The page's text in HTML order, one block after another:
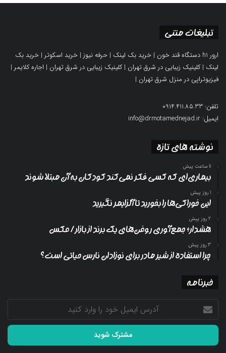
تبلیغات متنی
ارور h1 دستگاه قند خون | خرید بک لینک | حرفه نیوز | خرید اسکوتر | خرید بک
لینک |کلینیک زیبایی در شرق تهران |کلینیک زیبایی در شرق تهران | اجاره کلایمر |
فیزیوتراپی در منزل شرق تهران |
تلفن: 0914.411.85.33
ایمیل: info@drmotamednejad.ir
نوشته های تازه
11 ساعت پیش
بیماری‌ای که کسی فکر نمی‌کند کودکان به آن مبتلا شوند
1 روز پیش
این خوراکی‌ها را بخورید تا آلزایمر نگیرید
2 روز پیش
هشدار؛ جمع‌آوری روغن‌های یک برند از بازار/ عکس
3 روز پیش
چرا استفاده از شیر مادر برای نوزادان نارس حیاتی است؟
خبرنامه
آدرس
ایمیل
خود
وارد